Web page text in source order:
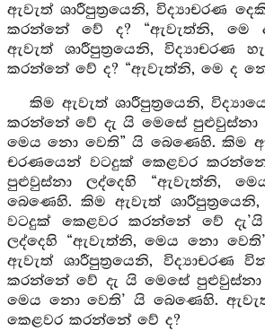
ඇවැත් ශාරීපුත්‍රයෙනි, විද්‍යාචරණ
කරන්නේ වේ ද? “ඇවැත්නි, මෙ
ඇවැත් ශාරීපුත්‍රයෙනි, විද්‍යාචරණ
කරන්නේ වේ ද? “ඇවැත්නි, මෙ ද
කිම ඇවැත් ශාරීපුත්‍රයෙනි,
කරන්නේ වේ දැ යි මෙසේ පුළුවුස්නා
මෙය නො වෙති” යි බෙණෙහි. කිම
චරණයෙන් වටදුක් කෙළවර
පුළුවුස්නා ලද්දෙහි “ඇවැත්නි,
බෙණෙහි. කිම ඇවැත්
වටදුක් කෙළවර කරන්නේ වේ
ලද්දෙහි “ඇවැත්නි, මෙය නො
ඇවැත් ශාරීපුත්‍රයෙනි, විද්‍යාචරණ
කරන්නේ වේ දැ යි මෙසේ පුළුවුස්නා
මෙය නො වෙති’ යි බෙණෙහි.
කෙළවර කරන්නේ වේ ද?